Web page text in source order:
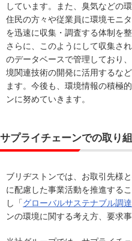
しています。また、臭気などの
住民の方々や従業員に環境モニ
を迅速に収集・調査する体制を整
さらに、このようにして収集さ
のデータベースで管理しており
境関連技術の開発に活用するな
ます。今後も、環境情報の積極
ンに努めていきます。
サプライチェーンでの取り
ブリヂストンでは、お取引先様
に配慮した事業活動を推進する
し「グローバルサステナブル調
ンの環境に関する考え方、要求